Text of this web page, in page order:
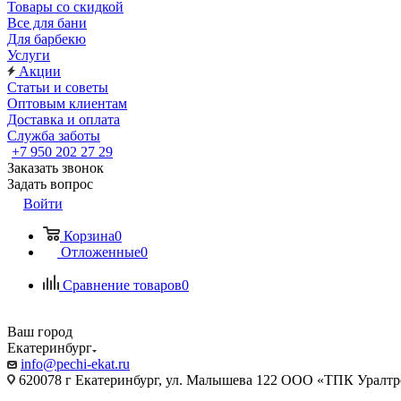
Товары со скидкой
Все для бани
Для барбекю
Услуги
Акции
Статьи и советы
Оптовым клиентам
Доставка и оплата
Служба заботы
+7 950 202 27 29
Заказать звонок
Задать вопрос
Войти
Корзина0
Отложенные0
Сравнение товаров0
Ваш город
Екатеринбург
info@pechi-ekat.ru
620078 г Екатеринбург, ул. Малышева 122 ООО «ТПК